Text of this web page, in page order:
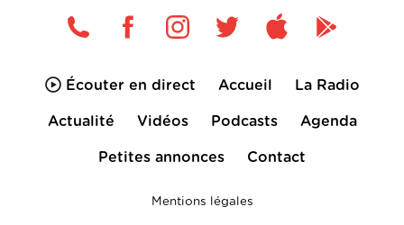
Écouter en direct Accueil La Radio
Actualité Vidéos Podcasts Agenda
Petites annonces Contact
Mentions légales